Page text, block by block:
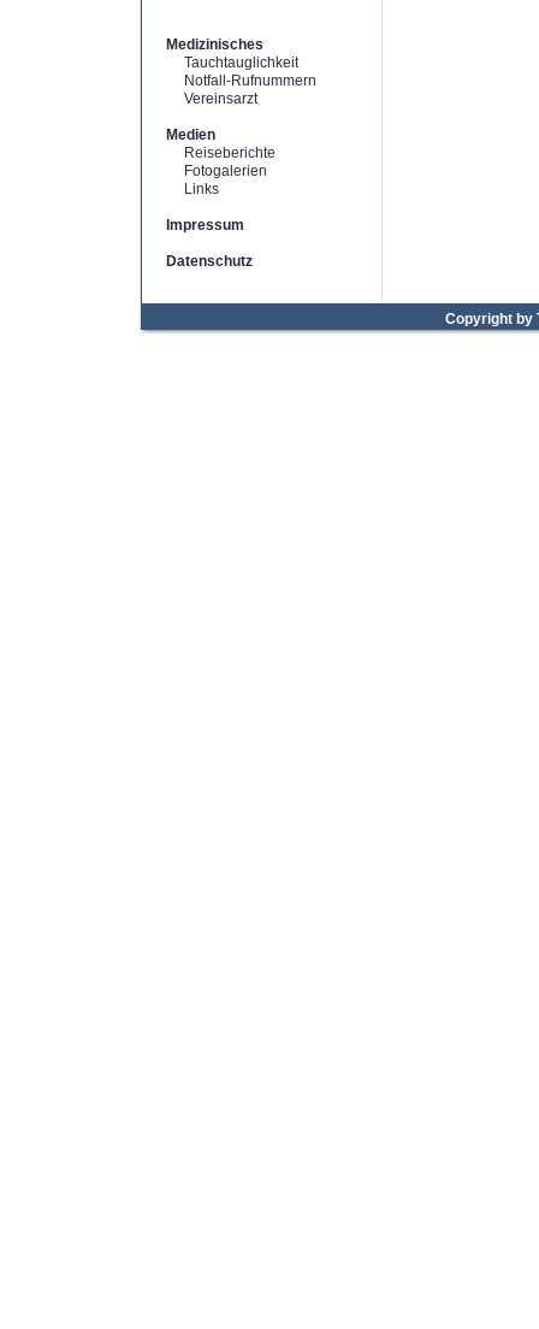
Medizinisches
Tauchtauglichkeit
Notfall-Rufnummern
Vereinsarzt
Medien
Reiseberichte
Fotogalerien
Links
Impressum
Datenschutz
Copyright by